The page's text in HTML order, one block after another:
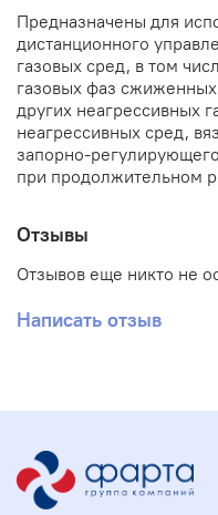
Предназначены для
дистанционного
газовых сред, в том
газовых фаз сжиженных
других неагрессивных
неагрессивных сред,
запорно-
при продолжительном
Отзывы
Отзывов еще никто не
Написать отзыв